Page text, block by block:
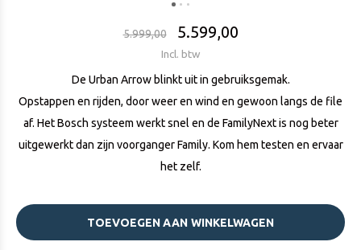
5.999,00 5.599,00
Incl. btw
De Urban Arrow blinkt uit in gebruiksgemak.
Opstappen en rijden, door weer en wind en gewoon langs de file
af. Het Bosch systeem werkt snel en de FamilyNext is nog beter
uitgewerkt dan zijn voorganger Family. Kom hem testen en ervaar
het zelf.
TOEVOEGEN AAN WINKELWAGEN